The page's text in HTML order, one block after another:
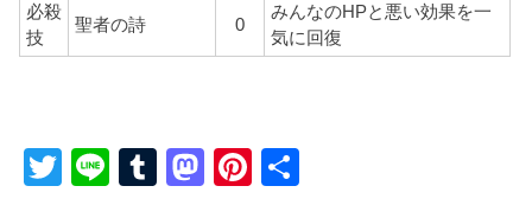
必殺
技
聖者の詩 0
みんなのHPと悪い効果を一
気に回復
T
Li
T
M Pi